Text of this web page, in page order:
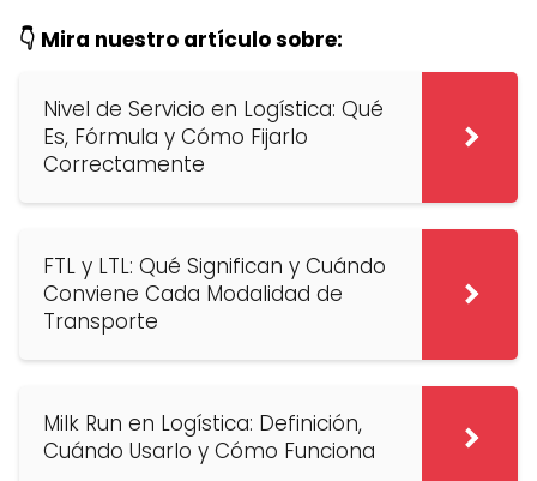
👇 Mira nuestro artículo sobre:
Nivel de Servicio en Logística: Qué
Es, Fórmula y Cómo Fijarlo
Correctamente
FTL y LTL: Qué Significan y Cuándo
Conviene Cada Modalidad de
Transporte
Milk Run en Logística: Definición,
Cuándo Usarlo y Cómo Funciona